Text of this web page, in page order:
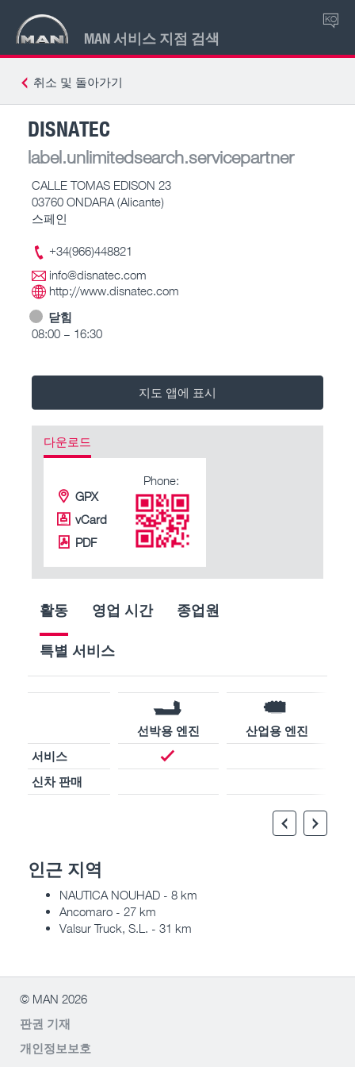
MAN 서비스 지점 검색
KO
취소 및 돌아가기
DISNATEC
label.unlimitedsearch.servicepartner
CALLE TOMAS EDISON 23
03760 ONDARA (Alicante)
스페인
+34(966)448821
info@disnatec.com
http://www.disnatec.com
닫힘
08:00 – 16:30
지도 앱에 표시
다운로드
GPX
vCard
PDF
Phone:
활동 영업 시간 종업원
특별 서비스
선박용 엔진
산업용 엔진
서비스
신차 판매
인근 지역
NAUTICA NOUHAD - 8 km
Ancomaro - 27 km
Valsur Truck, S.L. - 31 km
© MAN 2026
판권 기재
개인정보보호